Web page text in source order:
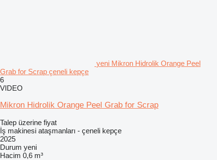
yeni Mikron Hidrolik Orange Peel
Grab for Scrap çeneli kepçe
6
VIDEO
Mikron Hidrolik Orange Peel Grab for Scrap
Talep üzerine fiyat
İş makinesi ataşmanları - çeneli kepçe
2025
Durum yeni
Hacim 0,6 m³